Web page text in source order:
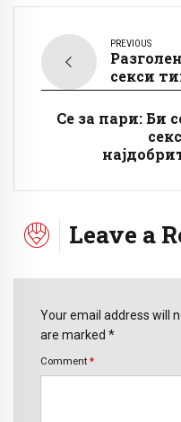
PREVIOUS
секси
Се за пари: Би
Leave a
Your email address will
are marked *
Comment *